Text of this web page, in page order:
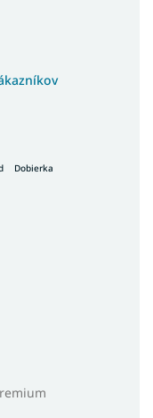
Dobierka